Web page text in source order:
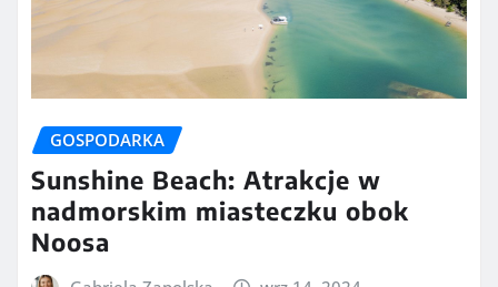
GOSPODARKA
Sunshine Beach: Atrakcje w
nadmorskim miasteczku obok
Noosa